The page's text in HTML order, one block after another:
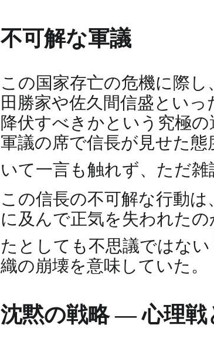
不可解な軍議
この国家存亡の危機に際
田勝家や佐久間信盛とい
降伏すべきかという究極
軍議の席で信長が見せた
いて一言も触れず、ただ
この信長の不可解な行動
に及んで正気を失われた
たとしても不思議ではない
織の崩壊を意味していた。
沈黙の戦略 ― 心理戦